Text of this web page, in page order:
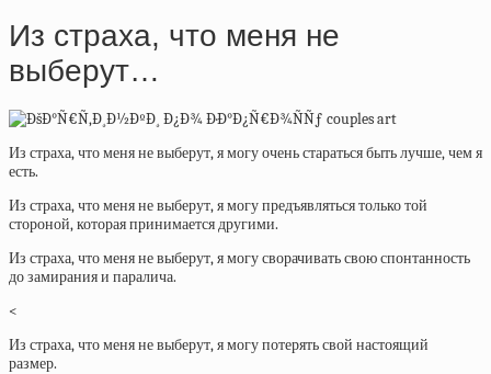
Из страха, что меня не
выберут…
Из страха, что меня не выберут, я могу очень стараться быть лучше, чем я
есть.
Из страха, что меня не выберут, я могу предъявляться только той
стороной, которая принимается другими.
Из страха, что меня не выберут, я могу сворачивать свою спонтанность
до замирания и паралича.
<
Из страха, что меня не выберут, я могу потерять свой настоящий
размер.